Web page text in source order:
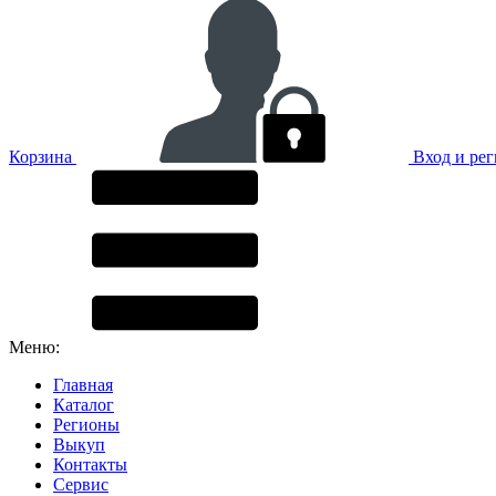
Корзина Вход и
Меню:
Главная
Каталог
Регионы
Выкуп
Контакты
Сервис